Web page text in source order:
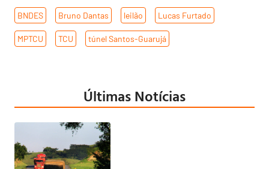
BNDES Bruno Dantas leilão Lucas Furtado
MPTCU TCU túnel Santos-Guarujá
Últimas Notícias